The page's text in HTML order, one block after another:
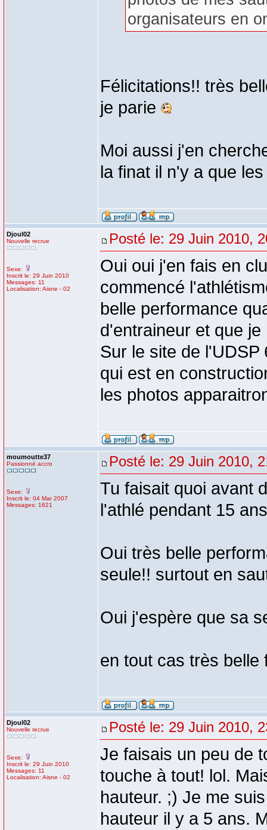
organisateurs en
Félicitations!! très
je parie
Moi aussi j'en
la finat il n'y a que
Djoul02
Nouvelle recrue
Sexe:
Inscrit le: 29 Juin 2010
Messages: 11
Localisation: Aisne - 02
Posté le: 29 Juin 2010,
Oui oui j'en fais en
commencé
belle performance
d'entraineur et que
Sur le site de l'UDSP
qui est en
les photos
moumoutte37
Passionné accro
Sexe:
Inscrit le: 04 Mar 2007
Messages: 1621
Posté le: 29 Juin 2010,
Tu faisait quoi avant
l'athlé pendant 15
Oui très belle
seule!! surtout en
Oui j'espère que sa
en tout cas très
Djoul02
Nouvelle recrue
Sexe:
Inscrit le: 29 Juin 2010
Messages: 11
Localisation: Aisne - 02
Posté le: 29 Juin 2010,
Je faisais un peu de
touche à tout! lol.
hauteur. ;) Je me
hauteur il y a 5 ans.